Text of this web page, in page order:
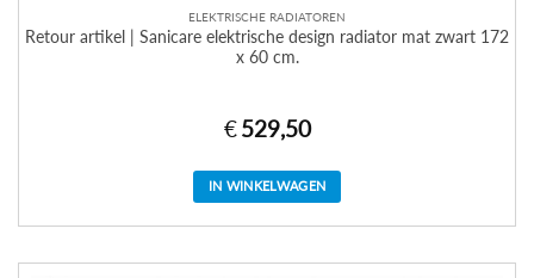
ELEKTRISCHE RADIATOREN
Retour artikel | Sanicare elektrische design radiator mat zwart 172
x 60 cm.
€ 529,50
IN WINKELWAGEN